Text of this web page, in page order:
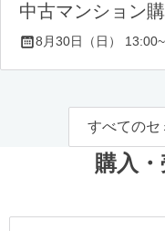
中古マンション
8月30日（日）
すべてのセ
購入